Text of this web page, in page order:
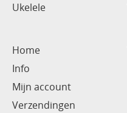
Ukelele
Home
Info
Mijn account
Verzendingen